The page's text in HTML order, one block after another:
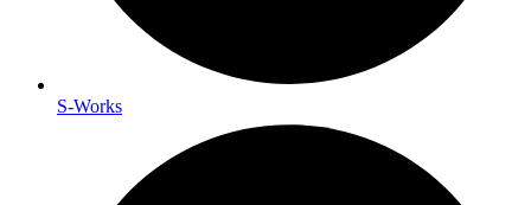
S-Works